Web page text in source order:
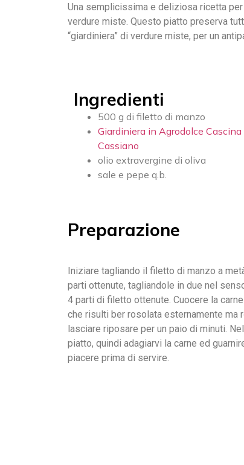
Una semplicissima e deliziosa ricetta
verdure miste. Questo piatto preserva
“giardiniera” di verdure miste, per un
Ingredienti
500 g di filetto di manzo
Giardiniera in Agrodolce Cascina
Cassiano
olio extravergine di oliva
sale e pepe q.b.
Preparazione
Iniziare tagliando il filetto di manzo a
parti ottenute, tagliandole in due nel
4 parti di filetto ottenute. Cuocere la
che risulti ber rosolata esternamente ma
lasciare riposare per un paio di minuti.
piatto, quindi adagiarvi la carne ed
piacere prima di servire.